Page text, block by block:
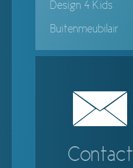
Design 4 Kids
Buitenmeubilair
Contact